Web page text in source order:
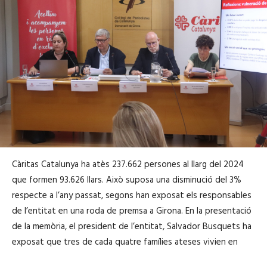
Càritas Catalunya ha atès 237.662 persones al llarg del 2024
que formen 93.626 llars. Això suposa una disminució del 3%
respecte a l’any passat, segons han exposat els responsables
de l’entitat en una roda de premsa a Girona. En la presentació
de la memòria, el president de l’entitat, Salvador Busquets ha
exposat que tres de cada quatre famílies ateses vivien en